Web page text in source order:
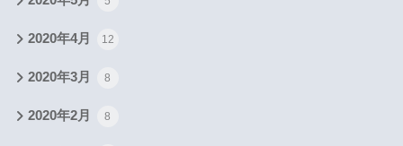
2020年4月 12
2020年3月 8
2020年2月 8